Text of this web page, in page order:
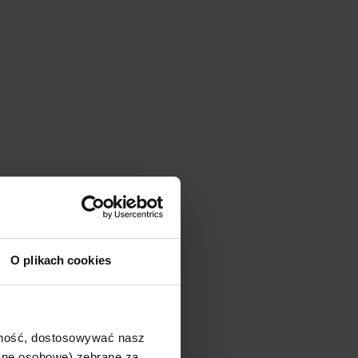
O plikach cookies
dostosowywać nasz